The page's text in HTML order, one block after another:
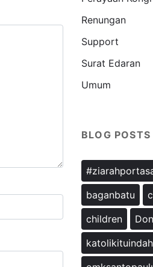
Renungan
Support
Surat Edaran
Umum
BLOG POSTS
baganbatu
children
katolikituindah